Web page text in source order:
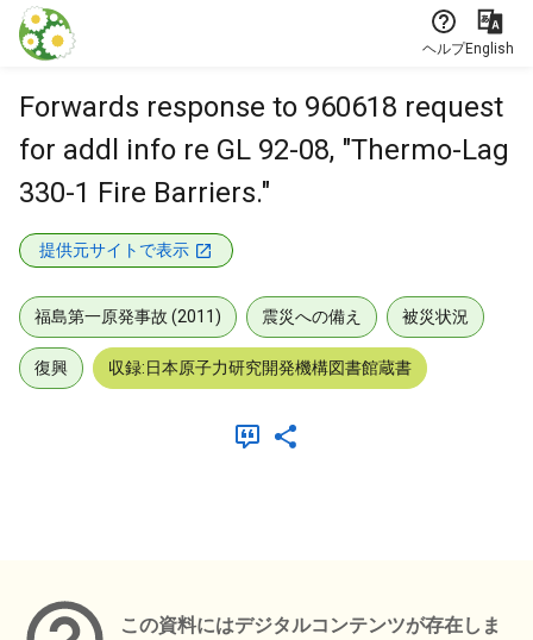
本文に飛ぶ
ヘルプEnglish
Forwards response to 960618 request
for addl info re GL 92-08, "Thermo-Lag
330-1 Fire Barriers."
提供元サイトで表示
福島第一原発事故 (2011) 震災への備え 被災状況
復興 収録:日本原子力研究開発機構図書館蔵書
この資料にはデジタルコンテンツが存在しま